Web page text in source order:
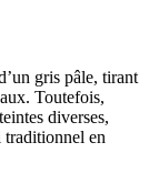
gris pâle, tirant
Toutefois,
diverses,
en